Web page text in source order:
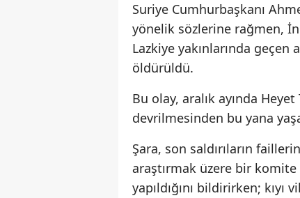
Suriye Cumhurbaşkanı
yönelik sözlerine rağmen,
Lazkiye yakınlarında
öldürüldü.
Bu olay, aralık ayında
devrilmesinden bu yana
Şara, son saldırıların
araştırmak üzere bir
yapıldığını bildirirken;